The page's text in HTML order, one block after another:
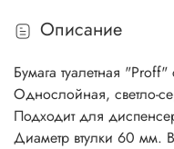
Описание
Бумага туалетная
Однослойная, светло-
Подходит для
Диаметр втулки 60 мм.